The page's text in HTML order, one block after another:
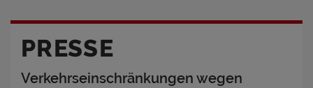
PRESSE
Verkehrseinschränkungen wegen